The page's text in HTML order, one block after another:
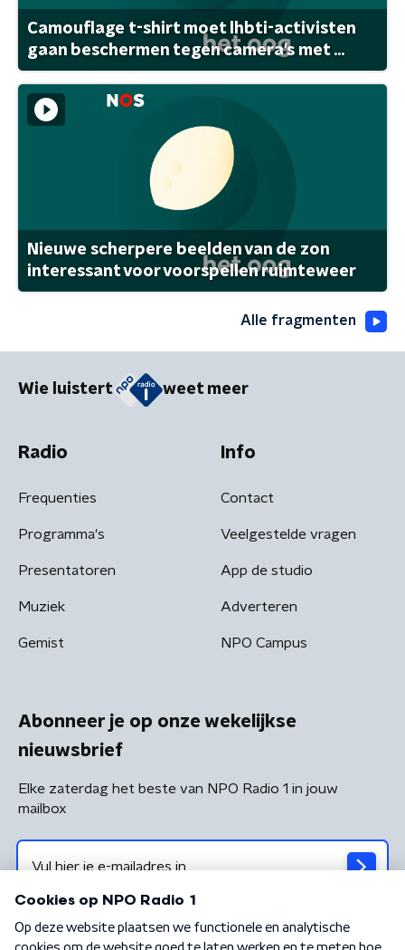
Camouflage t-shirt moet lhbti-activisten
gaan beschermen tegen camera's met ...
Nieuwe scherpere beelden van de zon
interessant voor voorspellen ruimteweer
Alle fragmenten
Wie luistert weet meer
Radio
Frequenties
Programma's
Presentatoren
Muziek
Gemist
Info
Contact
Veelgestelde vragen
App de studio
Adverteren
NPO Campus
Abonneer je op onze wekelijkse
nieuwsbrief
Elke zaterdag het beste van NPO Radio 1 in jouw
mailbox